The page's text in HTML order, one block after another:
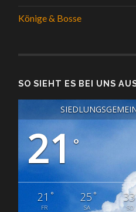
Könige & Bosse
SO SIEHT ES BEI UNS
21°
21 °
FR
25°
SA
33
SO